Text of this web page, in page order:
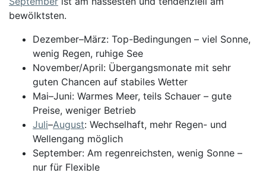
bewölktsten.
Dezember–März: Top-Bedingungen – viel Sonne,
wenig Regen, ruhige See
November/April: Übergangsmonate mit sehr
guten Chancen auf stabiles Wetter
Mai–Juni: Warmes Meer, teils Schauer – gute
Preise, weniger Betrieb
Juli–August: Wechselhaft, mehr Regen- und
Wellengang möglich
September: Am regenreichsten, wenig Sonne –
nur für Flexible